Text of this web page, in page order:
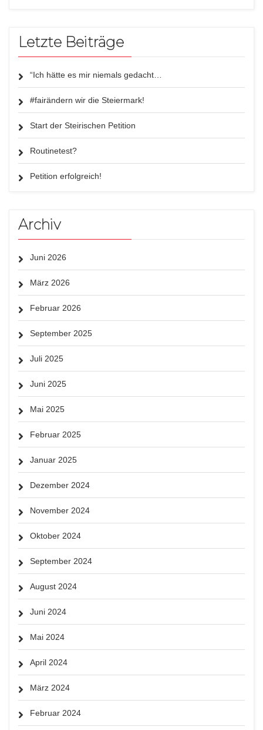
Letzte Beiträge
“Ich hätte es mir niemals gedacht…
#fairändern wir die Steiermark!
Start der Steirischen Petition
Routinetest?
Petition erfolgreich!
Archiv
Juni 2026
März 2026
Februar 2026
September 2025
Juli 2025
Juni 2025
Mai 2025
Februar 2025
Januar 2025
Dezember 2024
November 2024
Oktober 2024
September 2024
August 2024
Juni 2024
Mai 2024
April 2024
März 2024
Februar 2024